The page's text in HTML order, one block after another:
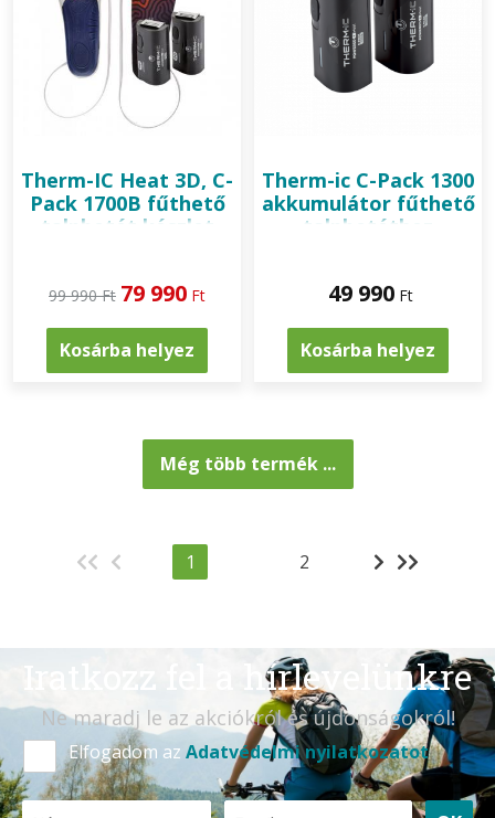
Therm-IC Heat 3D, C-
Pack 1700B fűthető
talpbetét készlet
99 990 Ft 79 990 Ft
Kosárba helyez
Therm-ic C-Pack 1300
akkumulátor fűthető
talpbetéthez
49 990 Ft
Kosárba helyez
Még több termék ...
1 2
Iratkozz fel a hírlevelünkre
Ne maradj le az akciókról és újdonságokról!
Elfogadom az Adatvédelmi nyilatkozatot